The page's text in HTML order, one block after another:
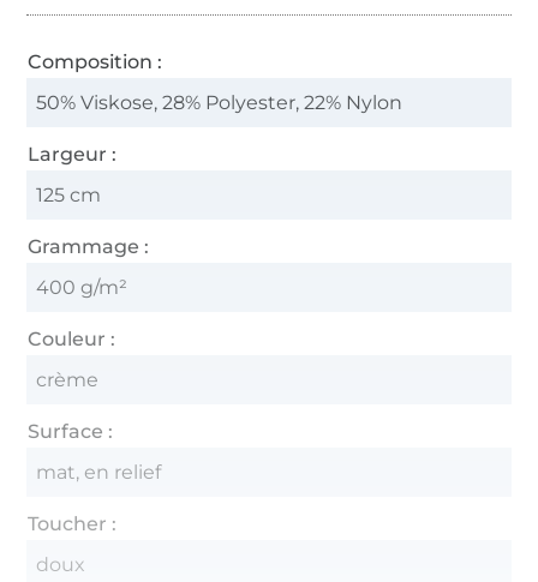
Composition :
50% Viskose, 28% Polyester, 22% Nylon
Largeur :
125 cm
Grammage :
400 g/m²
Couleur :
crème
Surface :
mat, en relief
Toucher :
doux